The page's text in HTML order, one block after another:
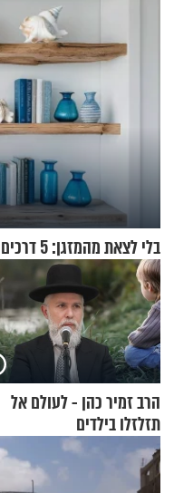
בלי לצאת מהמזגן: 5 דרכים להפוך את הבית לפינת נופש מעוצבת
הרב זמיר כהן - לעולם אל
תזלזלו בילדים